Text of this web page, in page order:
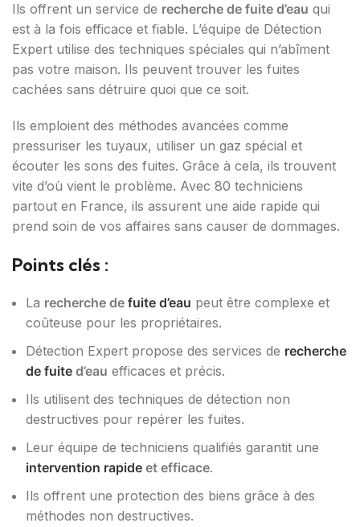
Ils offrent un service de recherche de fuite d’eau qui
est à la fois efficace et fiable. L’équipe de Détection
Expert utilise des techniques spéciales qui n’abîment
pas votre maison. Ils peuvent trouver les fuites
cachées sans détruire quoi que ce soit.
Ils emploient des méthodes avancées comme
pressuriser les tuyaux, utiliser un gaz spécial et
écouter les sons des fuites. Grâce à cela, ils trouvent
vite d’où vient le problème. Avec 80 techniciens
partout en France, ils assurent une aide rapide qui
prend soin de vos affaires sans causer de dommages.
Points clés :
La recherche de fuite d’eau peut être complexe et
coûteuse pour les propriétaires.
Détection Expert propose des services de recherche
de fuite d’eau efficaces et précis.
Ils utilisent des techniques de détection non
destructives pour repérer les fuites.
Leur équipe de techniciens qualifiés garantit une
intervention rapide et efficace.
Ils offrent une protection des biens grâce à des
méthodes non destructives.